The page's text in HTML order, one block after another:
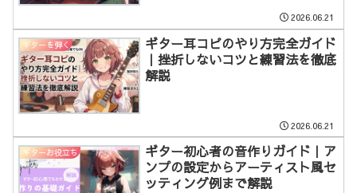
2026.06.21
ギターを弾く
ギター耳コピのやり方完全ガイド
｜挫折しないコツと練習法を徹底
解説
2026.06.21
ギターお役立ち
ギター初心者の音作りガイド｜ア
ンプの設定からアーティスト風セ
ッティング例まで解説